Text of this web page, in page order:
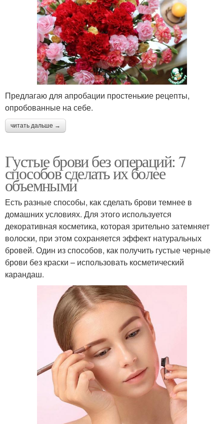
Предлагаю для апробации простенькие рецепты,
опробованные на себе.
читать дальше →
Густые брови без операций: 7
способов сделать их более
объемными
Есть разные способы, как сделать брови темнее в
домашних условиях. Для этого используется
декоративная косметика, которая зрительно затемняет
волоски, при этом сохраняется эффект натуральных
бровей. Один из способов, как получить густые черные
брови без краски – использовать косметический
карандаш.